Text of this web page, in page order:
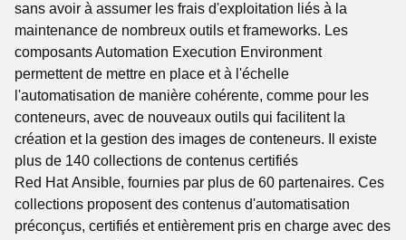
sans avoir à assumer les frais d'exploitation liés à la
maintenance de nombreux outils et frameworks. Les
composants Automation Execution Environment
permettent de mettre en place et à l'échelle
l'automatisation de manière cohérente, comme pour les
conteneurs, avec de nouveaux outils qui facilitent la
création et la gestion des images de conteneurs. Il existe
plus de 140 collections de contenus certifiés
Red Hat Ansible, fournies par plus de 60 partenaires. Ces
collections proposent des contenus d'automatisation
préconçus, certifiés et entièrement pris en charge avec des